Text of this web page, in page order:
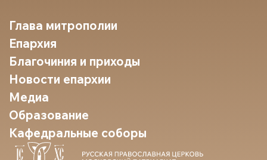
Глава митрополии
Епархия
Благочиния и приходы
Новости епархии
Медиа
Образование
Кафедральные соборы